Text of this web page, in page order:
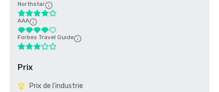
Northstar
AAA
Forbes Travel Guide
Prix
Prix de l'industrie